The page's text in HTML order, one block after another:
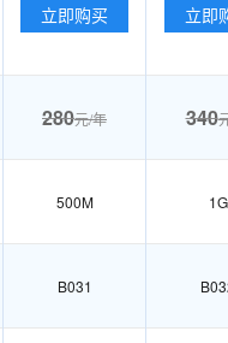
立即购买 立即
280元/年 340
500M 1G
B031